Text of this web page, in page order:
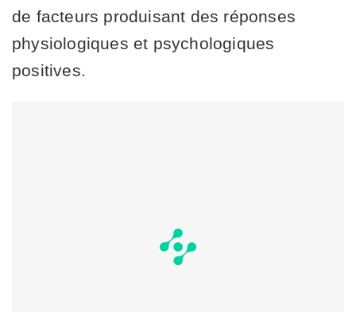
de facteurs produisant des réponses
physiologiques et psychologiques
positives.